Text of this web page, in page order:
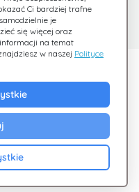
Ci bardziej trafne
je
się więcej oraz
na temat
w naszej Polityce
Sprawdź nasze FAQ